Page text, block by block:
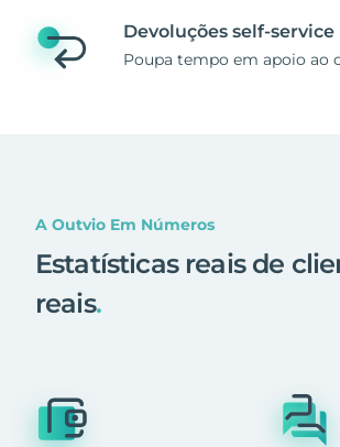
Devoluções self-service
Poupa tempo em apoio ao
A Outvio Em Números
Estatísticas reais de
reais.